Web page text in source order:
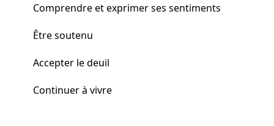
Comprendre et exprimer ses sentiments
Être soutenu
Accepter le deuil
Continuer à vivre